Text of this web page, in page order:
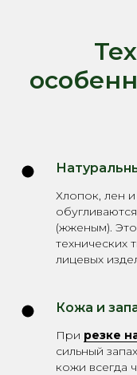
Хлопок, лен и
(жженым).
технических
лицевых
Кожа и
При резке
сильный
кожи всегда